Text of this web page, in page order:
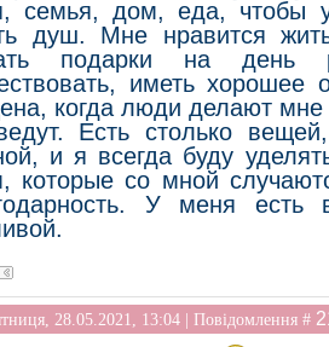
многие забывают
которые способны
так жить и других
колеи,
И если
к тому, что по-
семья, дом, еда, чтобы
душ. Мне нравится
подарки на день
иметь хорошее
когда люди делают
Есть столько
и я всегда буду
которые со мной
У меня
28.05.2021, 13:04 | Повідомлення #